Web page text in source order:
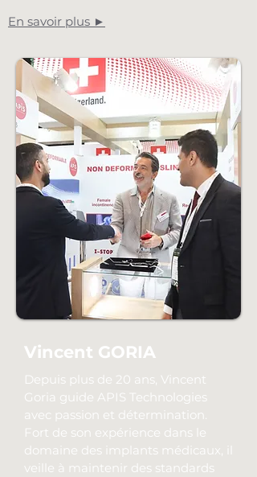
En savoir plus ►
Vincent GORIA
Depuis plus de 20 ans, Vincent
Goria guide APIS Technologies
avec passion et détermination.
Fort de son expérience dans le
domaine des implants médicaux, il
veille à maintenir des standards